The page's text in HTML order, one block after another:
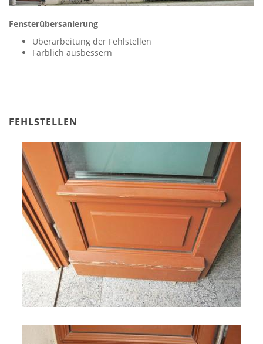
Fensterübersanierung
Überarbeitung der Fehlstellen
Farblich ausbessern
FEHLSTELLEN